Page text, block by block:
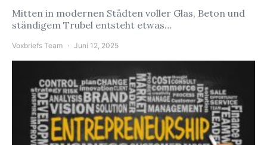
Mitten in modernen Städten voller Glas, Beton und
ständigem Trubel entsteht etwas…
Voxbriefs Team Juni 12, 2025